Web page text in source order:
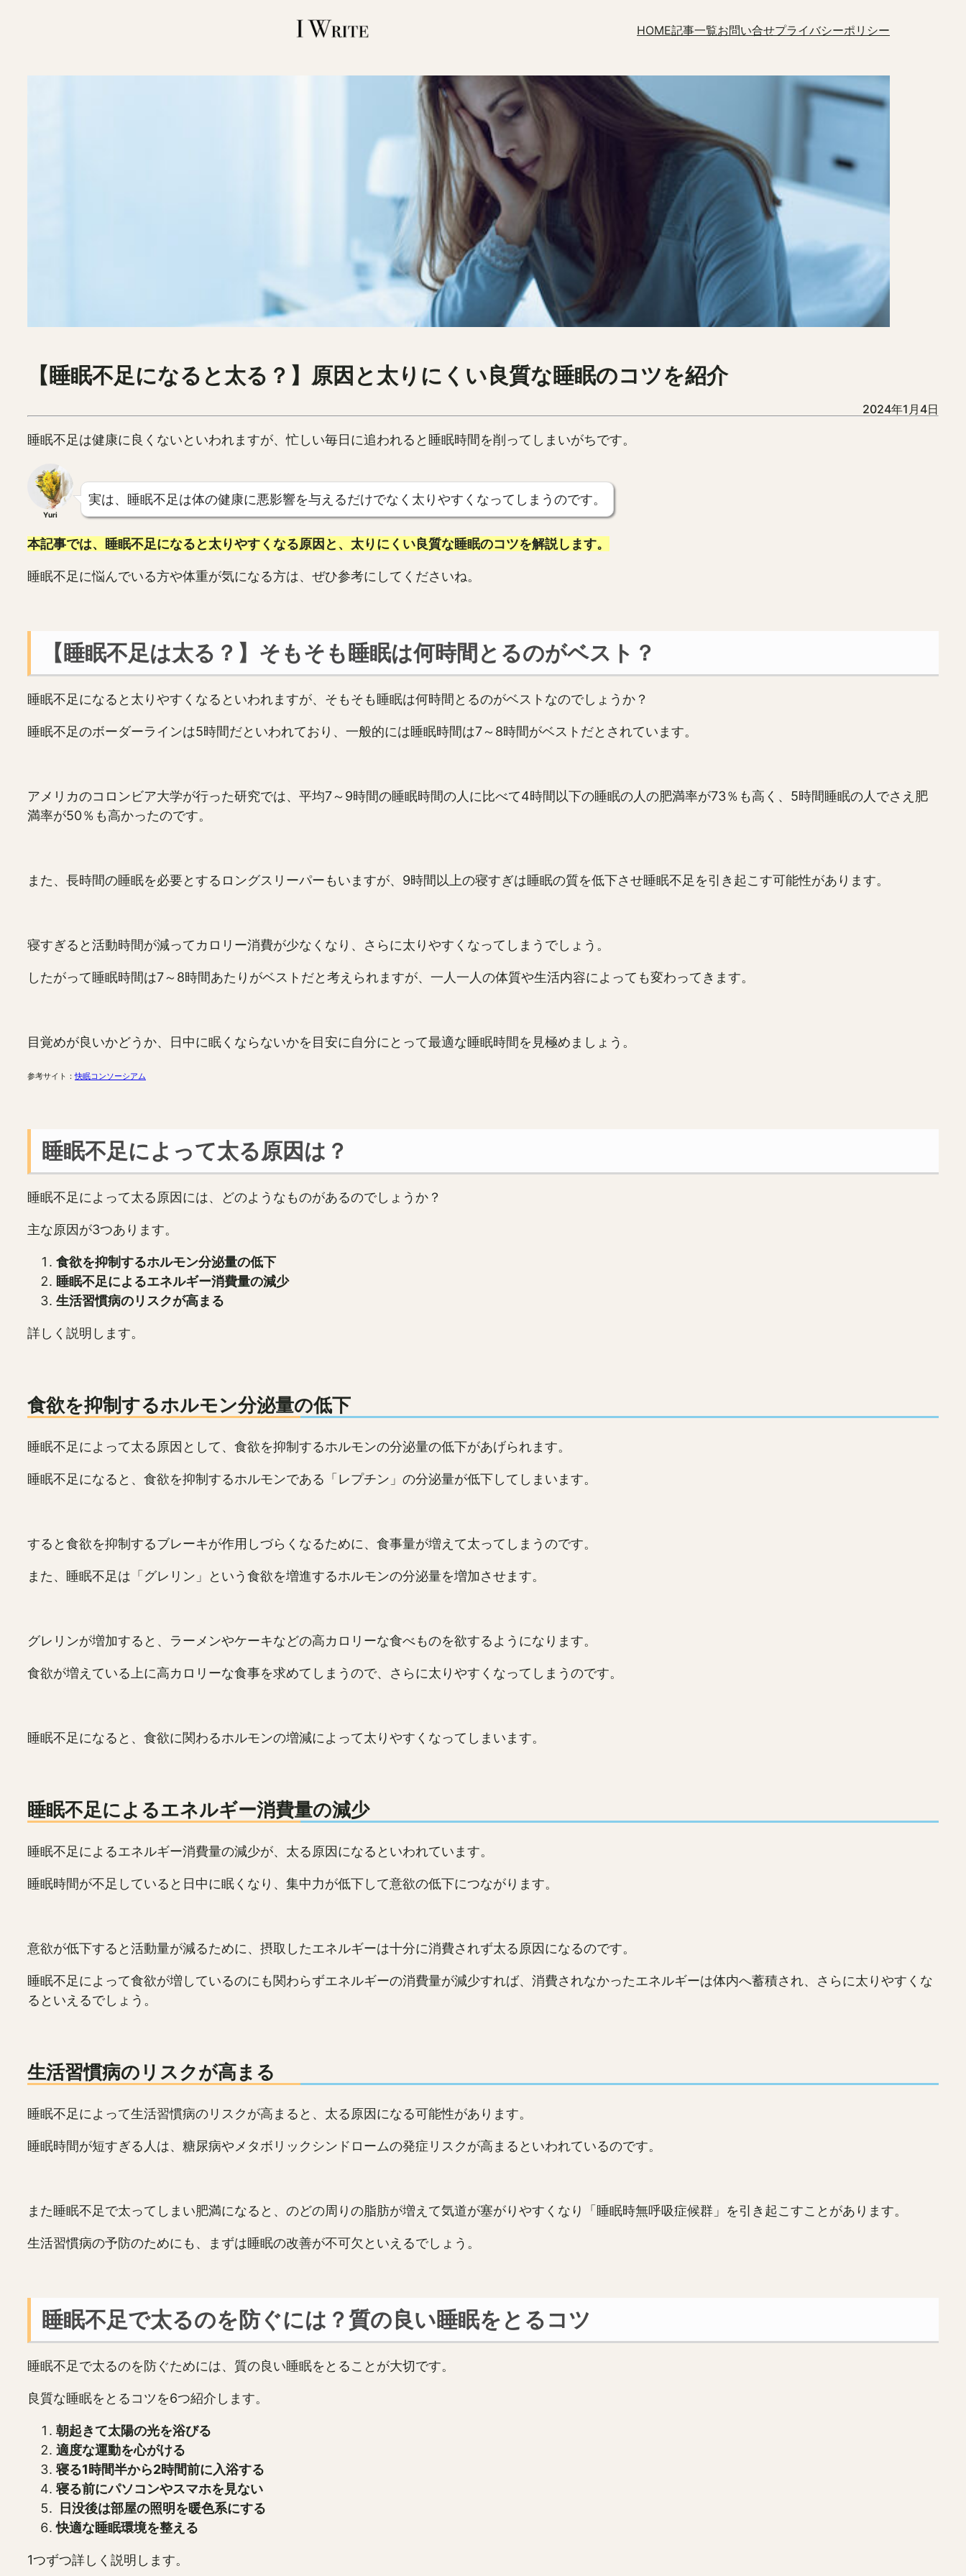
HOME記事一覧お問い合せプライバシーポリシー
【睡眠不足になると太る？】原因と太りにくい良質な睡眠のコツを紹介
2024年1月4日
睡眠不足は健康に良くないといわれますが、忙しい毎日に追われると睡眠時間を削ってしまいがちです。
Yuri
実は、睡眠不足は体の健康に悪影響を与えるだけでなく太りやすくなってしまうのです。
本記事では、睡眠不足になると太りやすくなる原因と、太りにくい良質な睡眠のコツを解説します。
睡眠不足に悩んでいる方や体重が気になる方は、ぜひ参考にしてくださいね。
【睡眠不足は太る？】そもそも睡眠は何時間とるのがベスト？
睡眠不足になると太りやすくなるといわれますが、そもそも睡眠は何時間とるのがベストなのでしょうか？
睡眠不足のボーダーラインは5時間だといわれており、一般的には睡眠時間は7～8時間がベストだとされています。
アメリカのコロンビア大学が行った研究では、平均7～9時間の睡眠時間の人に比べて4時間以下の睡眠の人の肥満率が73％も高く、5時間睡眠の人でさえ肥
満率が50％も高かったのです。
また、長時間の睡眠を必要とするロングスリーパーもいますが、9時間以上の寝すぎは睡眠の質を低下させ睡眠不足を引き起こす可能性があります。
寝すぎると活動時間が減ってカロリー消費が少なくなり、さらに太りやすくなってしまうでしょう。
したがって睡眠時間は7～8時間あたりがベストだと考えられますが、一人一人の体質や生活内容によっても変わってきます。
目覚めが良いかどうか、日中に眠くならないかを目安に自分にとって最適な睡眠時間を見極めましょう。
参考サイト：快眠コンソーシアム
睡眠不足によって太る原因は？
睡眠不足によって太る原因には、どのようなものがあるのでしょうか？
主な原因が3つあります。
食欲を抑制するホルモン分泌量の低下
睡眠不足によるエネルギー消費量の減少
生活習慣病のリスクが高まる
詳しく説明します。
食欲を抑制するホルモン分泌量の低下
睡眠不足によって太る原因として、食欲を抑制するホルモンの分泌量の低下があげられます。
睡眠不足になると、食欲を抑制するホルモンである「レプチン」の分泌量が低下してしまいます。
すると食欲を抑制するブレーキが作用しづらくなるために、食事量が増えて太ってしまうのです。
また、睡眠不足は「グレリン」という食欲を増進するホルモンの分泌量を増加させます。
グレリンが増加すると、ラーメンやケーキなどの高カロリーな食べものを欲するようになります。
食欲が増えている上に高カロリーな食事を求めてしまうので、さらに太りやすくなってしまうのです。
睡眠不足になると、食欲に関わるホルモンの増減によって太りやすくなってしまいます。
睡眠不足によるエネルギー消費量の減少
睡眠不足によるエネルギー消費量の減少が、太る原因になるといわれています。
睡眠時間が不足していると日中に眠くなり、集中力が低下して意欲の低下につながります。
意欲が低下すると活動量が減るために、摂取したエネルギーは十分に消費されず太る原因になるのです。
睡眠不足によって食欲が増しているのにも関わらずエネルギーの消費量が減少すれば、消費されなかったエネルギーは体内へ蓄積され、さらに太りやすくな
るといえるでしょう。
生活習慣病のリスクが高まる
睡眠不足によって生活習慣病のリスクが高まると、太る原因になる可能性があります。
睡眠時間が短すぎる人は、糖尿病やメタボリックシンドロームの発症リスクが高まるといわれているのです。
また睡眠不足で太ってしまい肥満になると、のどの周りの脂肪が増えて気道が塞がりやすくなり「睡眠時無呼吸症候群」を引き起こすことがあります。
生活習慣病の予防のためにも、まずは睡眠の改善が不可欠といえるでしょう。
睡眠不足で太るのを防ぐには？質の良い睡眠をとるコツ
睡眠不足で太るのを防ぐためには、質の良い睡眠をとることが大切です。
良質な睡眠をとるコツを6つ紹介します。
朝起きて太陽の光を浴びる
適度な運動を心がける
寝る1時間半から2時間前に入浴する
寝る前にパソコンやスマホを見ない
日没後は部屋の照明を暖色系にする
快適な睡眠環境を整える
1つずつ詳しく説明します。